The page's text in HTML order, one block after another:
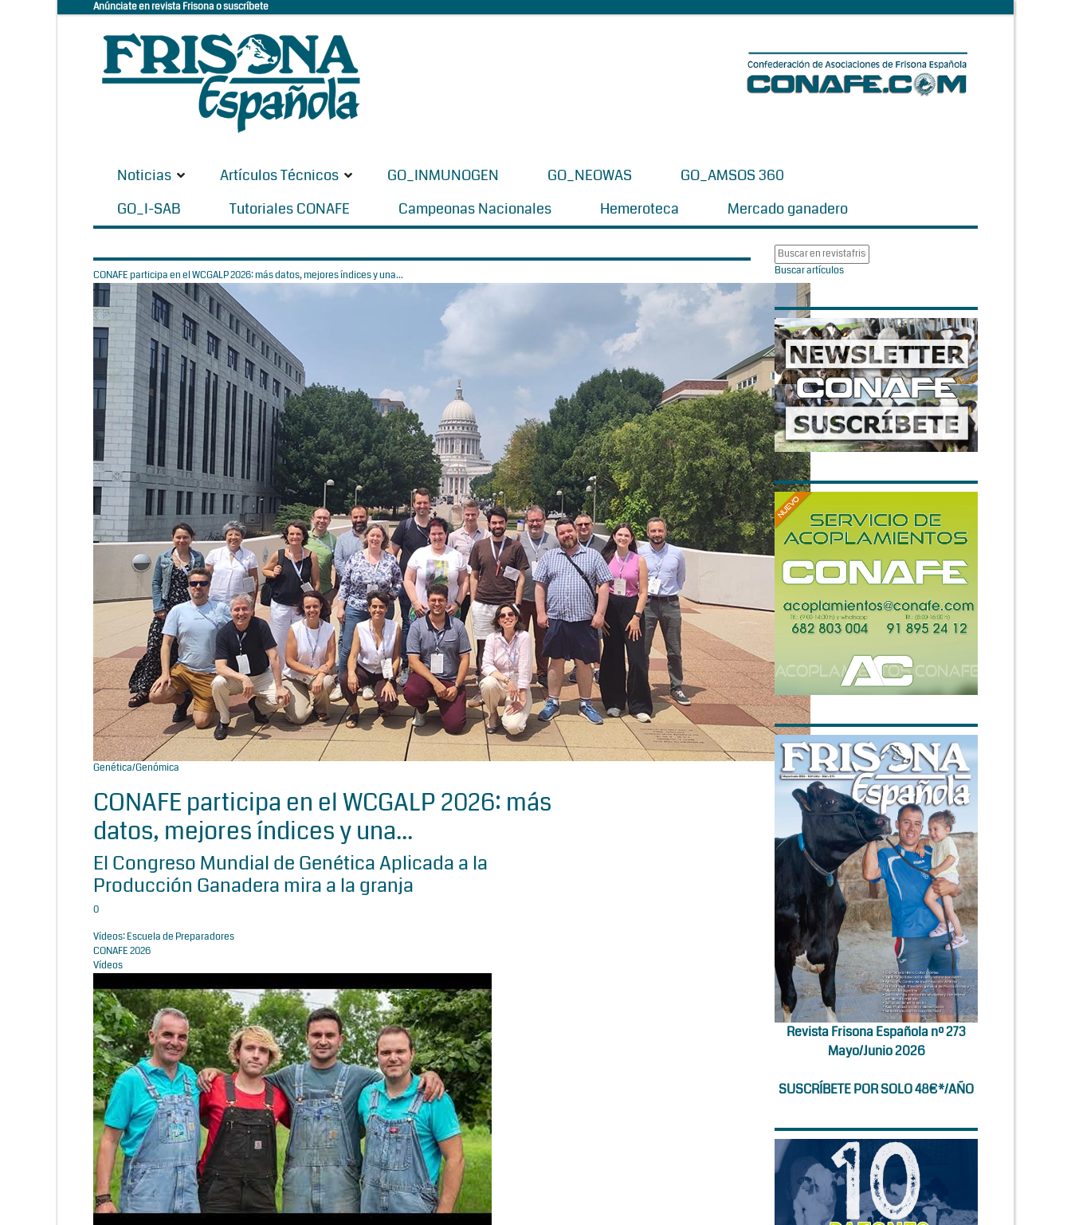
Anúnciate en revista Frisona o suscríbete
Noticias Artículos Técnicos GO_INMUNOGEN GO_NEOWAS
GO_AMSOS 360
GO_I-SAB
Tutoriales CONAFE Campeonas Nacionales Hemeroteca Mercado ganadero
CONAFE participa en el WCGALP 2026: más datos, mejores índices y una...
Genética/Genómica
CONAFE participa en el WCGALP 2026: más
datos, mejores índices y una...
El Congreso Mundial de Genética Aplicada a la
Producción Ganadera mira a la granja
0
Vídeos: Escuela de Preparadores
CONAFE 2026
Vídeos
Buscar artículos
Revista Frisona Española nº 273
Mayo/Junio 2026
SUSCRÍBETE POR SOLO 48€*/AÑO